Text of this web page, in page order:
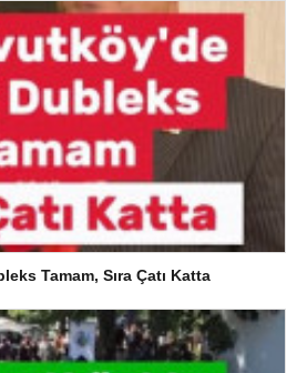
Tamam, Sıra Çatı Katta